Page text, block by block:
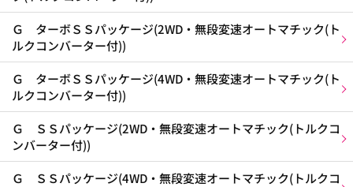
Ｇ ターボＳＳパッケージ(2WD・無段変速オートマチック(ト
ルクコンバーター付))
Ｇ ターボＳＳパッケージ(4WD・無段変速オートマチック(ト
ルクコンバーター付))
Ｇ ＳＳパッケージ(2WD・無段変速オートマチック(トルクコ
ンバーター付))
Ｇ ＳＳパッケージ(4WD・無段変速オートマチック(トルクコ